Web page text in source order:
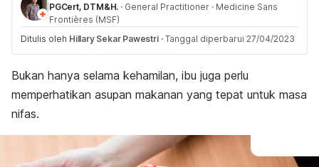
PGCert, DTM&H. · General Practitioner · Medicine Sans
Frontières (MSF)
Ditulis oleh Hillary Sekar Pawestri · Tanggal diperbarui 27/04/2023
Bukan hanya selama kehamilan, ibu juga perlu
memperhatikan asupan makanan yang tepat untuk masa
nifas.